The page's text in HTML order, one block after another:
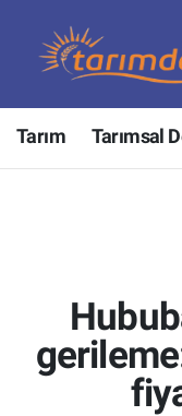
Tarım Tarımsal
Tarım
Hayvancılık
Tarımsal
Tarım
Nöbetçi
Hava Durumu
Tüm
Son Dakika